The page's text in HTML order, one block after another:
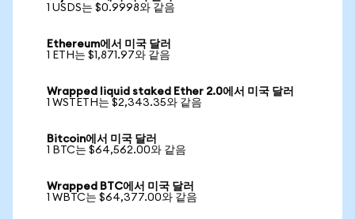
1 USDS는 $0.9998와 같음
Ethereum에서 미국 달러
1 ETH는 $1,871.97와 같음
Wrapped liquid staked Ether 2.0에서 미국 달러
1 WSTETH는 $2,343.35와 같음
Bitcoin에서 미국 달러
1 BTC는 $64,562.00와 같음
Wrapped BTC에서 미국 달러
1 WBTC는 $64,377.00와 같음